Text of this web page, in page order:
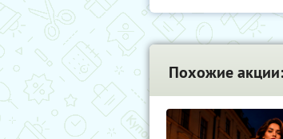
Похожие акции: